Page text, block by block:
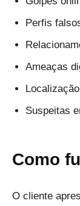
Perfis
Ameaças
Suspeitas
Como
O cliente